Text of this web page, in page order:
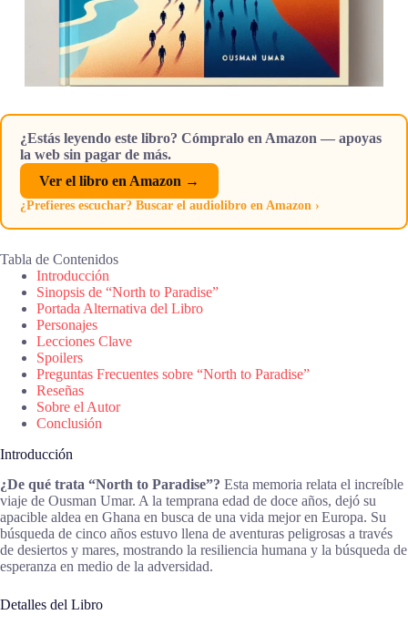
¿Estás leyendo este libro? Cómpralo en Amazon — apoyas
la web sin pagar de más.
Ver el libro en Amazon →
¿Prefieres escuchar? Buscar el audiolibro en Amazon ›
Tabla de Contenidos
Introducción
Sinopsis de “North to Paradise”
Portada Alternativa del Libro
Personajes
Lecciones Clave
Spoilers
Preguntas Frecuentes sobre “North to Paradise”
Reseñas
Sobre el Autor
Conclusión
Introducción
¿De qué trata “North to Paradise”? Esta memoria relata el increíble
viaje de Ousman Umar. A la temprana edad de doce años, dejó su
apacible aldea en Ghana en busca de una vida mejor en Europa. Su
búsqueda de cinco años estuvo llena de aventuras peligrosas a través
de desiertos y mares, mostrando la resiliencia humana y la búsqueda de
esperanza en medio de la adversidad.
Detalles del Libro